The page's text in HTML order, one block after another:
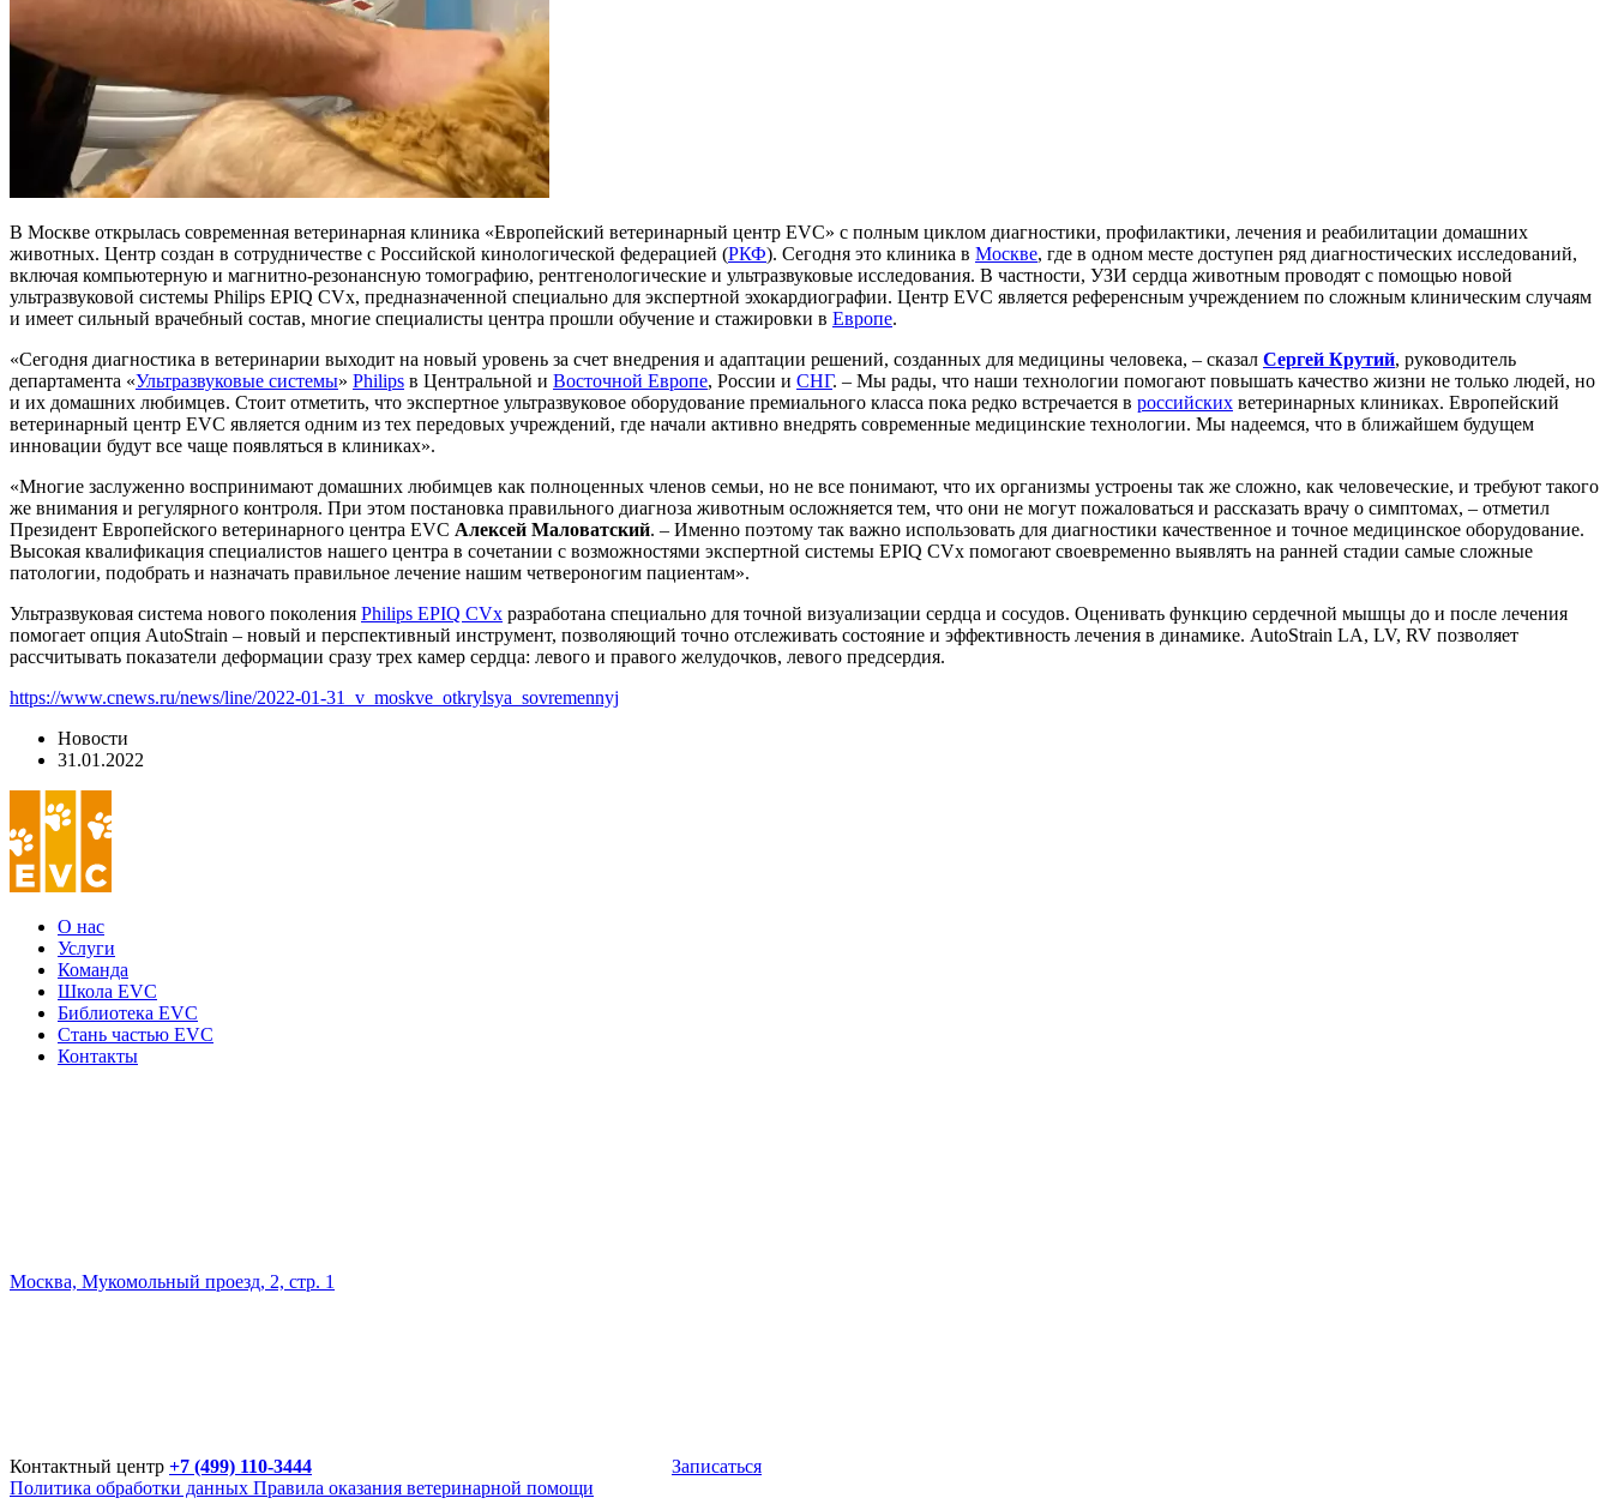
В Москве открылась современная ветеринарная клиника «Европейский ветеринарный центр EVC» с полным циклом диагностики, профилактики, лечения и реабилитации домашних
животных. Центр создан в сотрудничестве с Российской кинологической федерацией (РКФ). Сегодня это клиника в Москве, где в одном месте доступен ряд диагностических исследований,
включая компьютерную и магнитно-резонансную томографию, рентгенологические и ультразвуковые исследования. В частности, УЗИ сердца животным проводят с помощью новой
ультразвуковой системы Philips EPIQ СVx, предназначенной специально для экспертной эхокардиографии. Центр EVC является референсным учреждением по сложным клиническим случаям
и имеет сильный врачебный состав, многие специалисты центра прошли обучение и стажировки в Европе.
«Сегодня диагностика в ветеринарии выходит на новый уровень за счет внедрения и адаптации решений, созданных для медицины человека, – сказал Сергей Крутий, руководитель
департамента «Ультразвуковые системы» Philips в Центральной и Восточной Европе, России и СНГ. – Мы рады, что наши технологии помогают повышать качество жизни не только людей, но
и их домашних любимцев. Стоит отметить, что экспертное ультразвуковое оборудование премиального класса пока редко встречается в российских ветеринарных клиниках. Европейский
ветеринарный центр EVC является одним из тех передовых учреждений, где начали активно внедрять современные медицинские технологии. Мы надеемся, что в ближайшем будущем
инновации будут все чаще появляться в клиниках».
«Многие заслуженно воспринимают домашних любимцев как полноценных членов семьи, но не все понимают, что их организмы устроены так же сложно, как человеческие, и требуют такого
же внимания и регулярного контроля. При этом постановка правильного диагноза животным осложняется тем, что они не могут пожаловаться и рассказать врачу о симптомах, – отметил
Президент Европейского ветеринарного центра EVC Алексей Маловатский. – Именно поэтому так важно использовать для диагностики качественное и точное медицинское оборудование.
Высокая квалификация специалистов нашего центра в сочетании с возможностями экспертной системы EPIQ CVx помогают своевременно выявлять на ранней стадии самые сложные
патологии, подобрать и назначать правильное лечение нашим четвероногим пациентам».
Ультразвуковая система нового поколения Philips EPIQ CVx разработана специально для точной визуализации сердца и сосудов. Оценивать функцию сердечной мышцы до и после лечения
помогает опция AutoStrain – новый и перспективный инструмент, позволяющий точно отслеживать состояние и эффективность лечения в динамике. AutoStrain LA, LV, RV позволяет
рассчитывать показатели деформации сразу трех камер сердца: левого и правого желудочков, левого предсердия.
https://www.cnews.ru/news/line/2022-01-31_v_moskve_otkrylsya_sovremennyj
Новости
31.01.2022
О нас
Услуги
Команда
Школа EVC
Библиотека EVC
Стань частью EVC
Контакты
Москва, Мукомольный проезд, 2, стр. 1
Контактный центр +7 (499) 110-3444
Записаться
Политика обработки данных Правила оказания ветеринарной помощи